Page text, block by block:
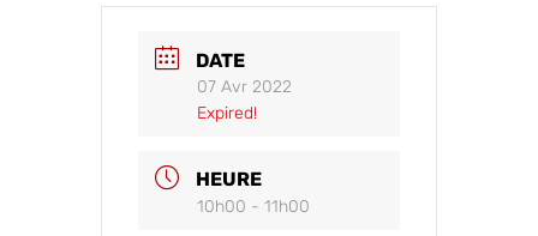
DATE
07 Avr 2022
Expired!
HEURE
10h00 - 11h00